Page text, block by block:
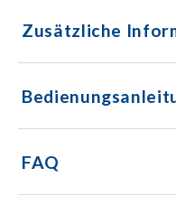
Zusätzliche
FAQ